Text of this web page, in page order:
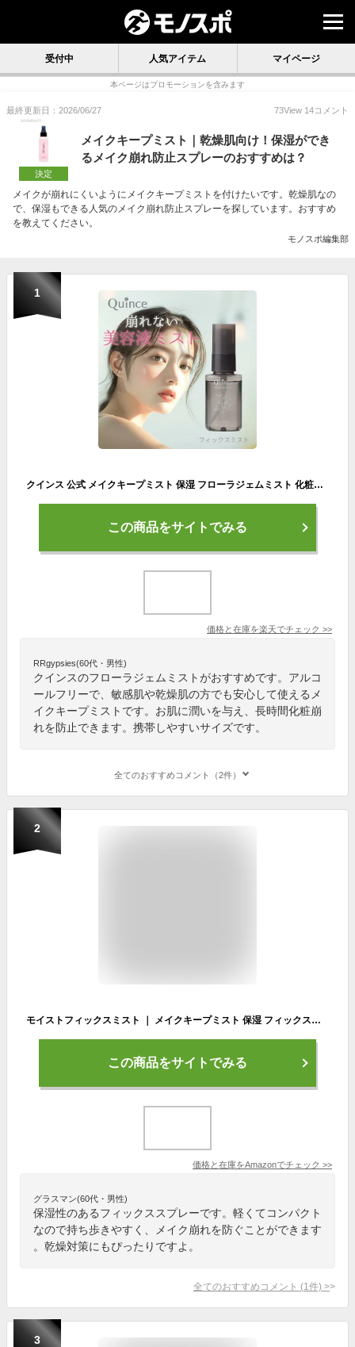
受付中 人気アイテム マイページ
本ページはプロモーションを含みます
最終更新日：2026/06/27 73View 14コメント
決定
メイクキープミスト｜乾燥肌向け！保湿ができ
るメイク崩れ防止スプレーのおすすめは？
メイクが崩れにくいようにメイクキープミストを付けたいです。乾燥肌なの
で、保湿もできる人気のメイク崩れ防止スプレーを探しています。おすすめ
を教えてください。
モノスポ編集部
1
クインス 公式 メイクキープミスト 保湿 フローラジェムミスト 化粧崩れ防止 メイク崩れ防止スプレー 敏感肌 乾燥肌 マスクにつかない 持ち運び 機内持ち込み ミニサイズ スプレーボトル アルコールフリー メイクキープスプレー メイクアップフィクサー 乾燥 化粧直し
この商品をサイトでみる
価格と在庫を楽天でチェック >>
RRgypsies(60代・男性)
クインスのフローラジェムミストがおすすめです。アルコ
ールフリーで、敏感肌や乾燥肌の方でも安心して使えるメ
イクキープミストです。お肌に潤いを与え、長時間化粧崩
れを防止できます。携帯しやすいサイズです。
全てのおすすめコメント（2件）
2
モイストフィックスミスト ｜ メイクキープミスト 保湿 フィックススプレー メイク崩れ 化粧崩れ 防止 ミスト化粧水
この商品をサイトでみる
価格と在庫をAmazonでチェック >>
グラスマン(60代・男性)
保湿性のあるフィックススプレーです。軽くてコンパクト
なので持ち歩きやすく、メイク崩れを防ぐことができます
。乾燥対策にもぴったりですよ。
全てのおすすめコメント (1 件) >
3